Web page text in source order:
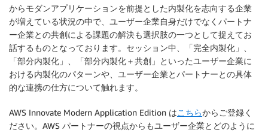
からモダンアプリケーションを前提とした内製化を志向する企業
が増えている状況の中で、ユーザー企業自身だけでなくパートナ
ー企業との共創による課題の解決も選択肢の一つとして捉えてお
話するものとなっております。セッション中、「完全内製化」、
「部分内製化」、「部分内製化＋共創」といったユーザー企業に
おける内製化のパターンや、ユーザー企業とパートナーとの具体
的な連携の仕方について触れます。
AWS Innovate Modern Application Edition はこちらからご登録く
ださい。AWS パートナーの視点からもユーザー企業とどのように